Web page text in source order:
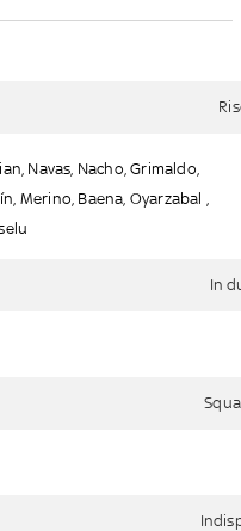
Navas, Nacho, Grimaldo,
Merino, Baena, Oyarzabal ,
In